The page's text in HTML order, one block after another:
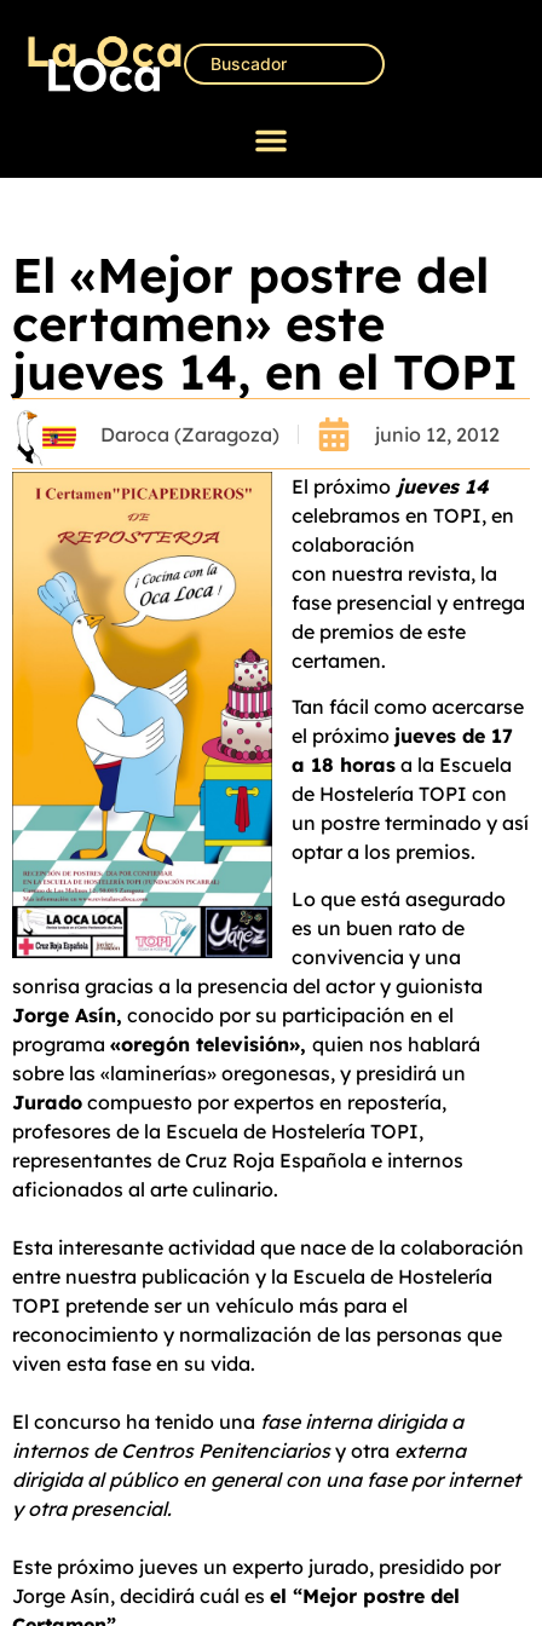
El «Mejor postre del
certamen» este
jueves 14, en el TOPI
Daroca (Zaragoza) junio 12, 2012
El próximo jueves 14
celebramos en TOPI, en
colaboración
con nuestra revista, la
fase presencial y entrega
de premios de este
certamen.
Tan fácil como acercarse
el próximo jueves de 17
a 18 horas a la Escuela
de Hostelería TOPI con
un postre terminado y así
optar a los premios.
Lo que está asegurado
es un buen rato de
convivencia y una
sonrisa gracias a la presencia del actor y guionista
Jorge Asín, conocido por su participación en el
programa «oregón televisión», quien nos hablará
sobre las «laminerías» oregonesas, y presidirá un
Jurado compuesto por expertos en repostería,
profesores de la Escuela de Hostelería TOPI,
representantes de Cruz Roja Española e internos
aficionados al arte culinario.
Esta interesante actividad que nace de la colaboración
entre nuestra publicación y la Escuela de Hostelería
TOPI pretende ser un vehículo más para el
reconocimiento y normalización de las personas que
viven esta fase en su vida.
El concurso ha tenido una fase interna dirigida a
internos de Centros Penitenciariosy otra externa
dirigida al público en general con una fase por internet
y otra presencial.
Este próximo jueves un experto jurado, presidido por
Jorge Asín, decidirá cuál es el “Mejor postre del